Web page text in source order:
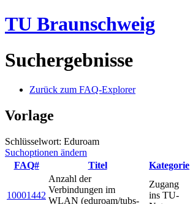
TU Braunschweig
Suchergebnisse
Zurück zum FAQ-Explorer
Vorlage
Schlüsselwort: Eduroam
Suchoptionen ändern
FAQ#
Titel Kategorie
10001442
Anzahl der
Verbindungen im
WLAN (eduroam/tubs-
Zugang
ins TU-